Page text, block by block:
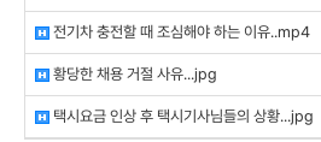
전기차 충전할 때 조심해야 하는 이유..mp4
황당한 채용 거절 사유...jpg
택시요금 인상 후 택시기사님들의 상황...jpg